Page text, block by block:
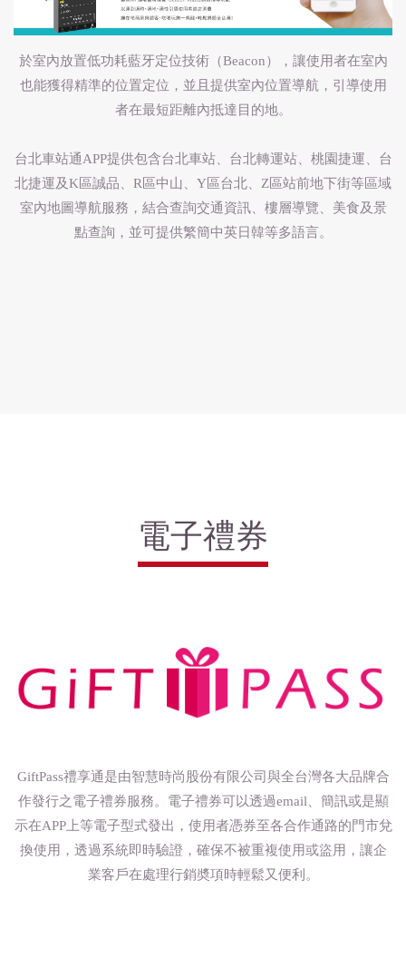
於室內放置低功耗藍牙定位技術（Beacon），讓使用者在室內
也能獲得精準的位置定位，並且提供室內位置導航，引導使用
者在最短距離內抵達目的地。
台北車站通APP提供包含台北車站、台北轉運站、桃園捷運、台
北捷運及K區誠品、R區中山、Y區台北、Z區站前地下街等區域
室內地圖導航服務，結合查詢交通資訊、樓層導覽、美食及景
點查詢，並可提供繁簡中英日韓等多語言。
電子禮券
GiftPass禮享通是由智慧時尚股份有限公司與全台灣各大品牌合
作發行之電子禮券服務。電子禮券可以透過email、簡訊或是顯
示在APP上等電子型式發出，使用者憑券至各合作通路的門市兌
換使用，透過系統即時驗證，確保不被重複使用或盜用，讓企
業客戶在處理行銷奬項時輕鬆又便利。